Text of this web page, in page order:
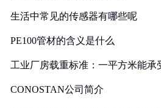
生活中常见的传感器有哪些呢
PE100管材的含义是什么
工业厂房载重标准：一平方米能承
CONOSTAN公司简介